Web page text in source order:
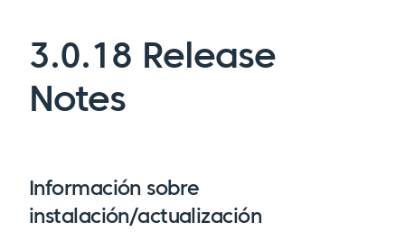
3.0.18 Release
Notes
Información sobre
instalación/actualización